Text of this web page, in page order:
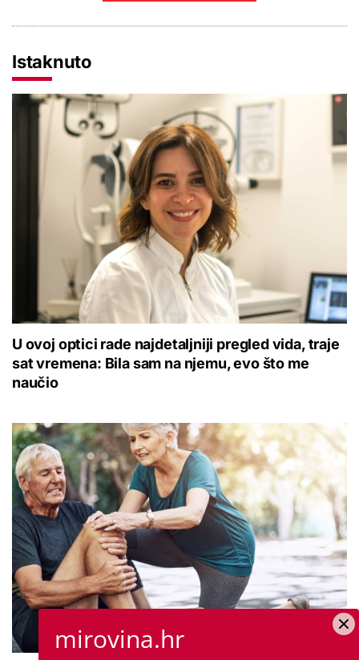
Istaknuto
U ovoj optici rade najdetaljniji pregled vida, traje
sat vremena: Bila sam na njemu, evo što me
naučio
mirovina.hr